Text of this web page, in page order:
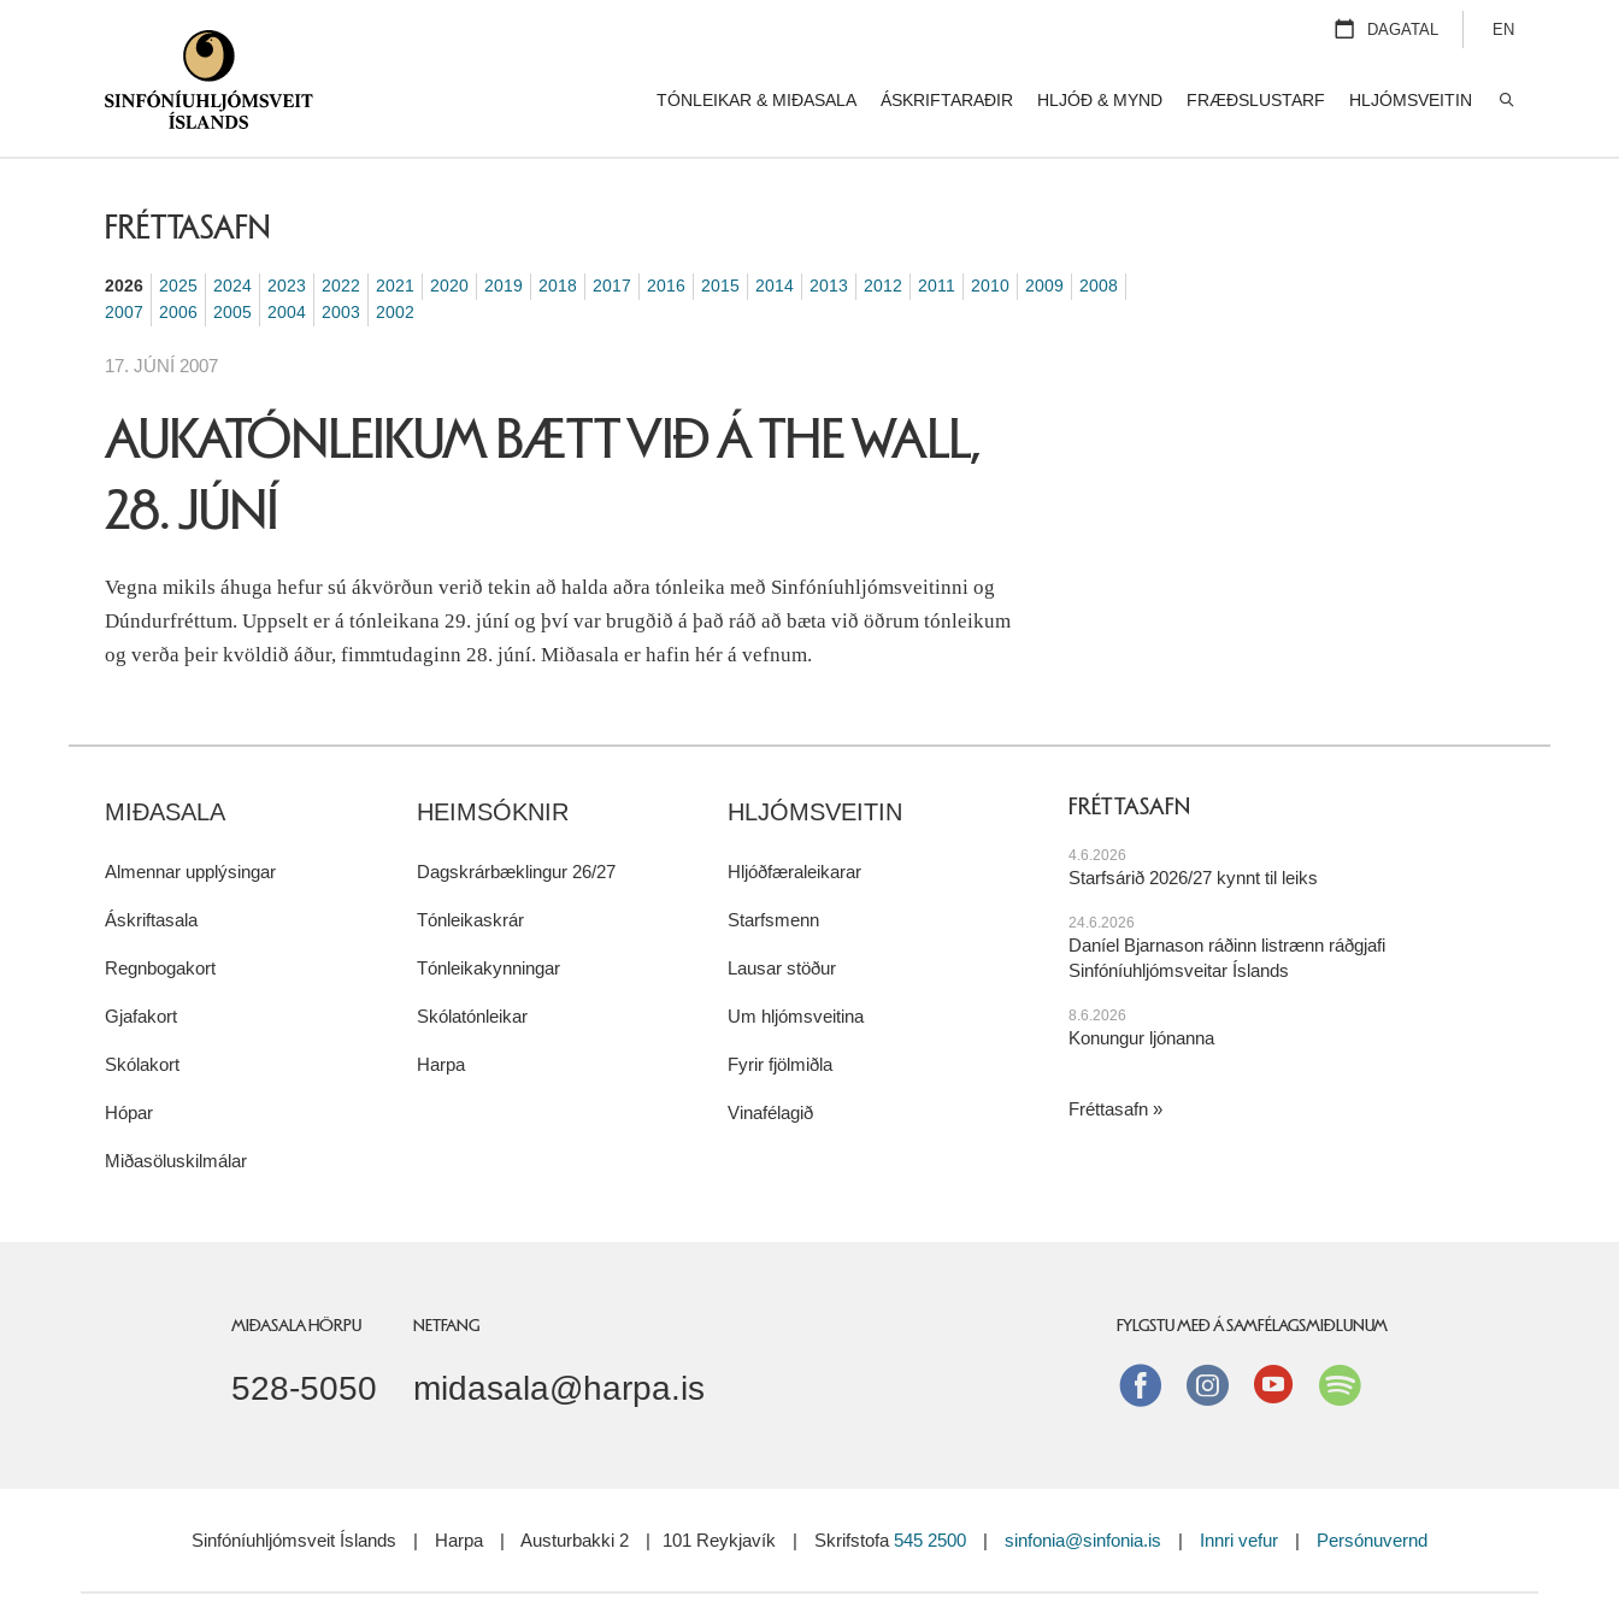
FRÉTTASAFN
2026 2025 2024 2023 2022 2021 2020 2019 2018 2017 2016 2015 2014 2013 2012 2011 2010 2009
2008
2007
2006 2005 2004 2003 2002
17. JÚNÍ 2007
AUKATÓNLEIKUM BÆTT VIÐ Á THE WALL,
28. JÚNÍ
Vegna mikils áhuga hefur sú ákvörðun verið tekin að halda aðra tónleika með Sinfóníuhljómsveitinni og
Dúndurfréttum. Uppselt er á tónleikana 29. júní og því var brugðið á það ráð að bæta við öðrum tónleikum
og verða þeir kvöldið áður, fimmtudaginn 28. júní. Miðasala er hafin hér á vefnum.
MIÐASALA
Almennar upplýsingar
Áskriftasala
Regnbogakort
Gjafakort
Skólakort
Hópar
Miðasöluskilmálar
HEIMSÓKNIR
Dagskrárbæklingur 26/27
Tónleikaskrár
Tónleikakynningar
Skólatónleikar
Harpa
HLJÓMSVEITIN
Hljóðfæraleikarar
Starfsmenn
Lausar stöður
Um hljómsveitina
Fyrir fjölmiðla
Vinafélagið
FRÉTTASAFN
4.6.2026
Starfsárið 2026/27 kynnt til leiks
24.6.2026
Daníel Bjarnason ráðinn listrænn ráðgjafi
Sinfóníuhljómsveitar Íslands
8.6.2026
Konungur ljónanna
Fréttasafn
TÓNLEIKAR & MIÐASALA ÁSKRIFTARAÐIR HLJÓÐ & MYND FRÆÐSLUSTARF HLJÓMSVEITIN
MIÐASALA HÖRPU
528-5050
NETFANG
midasala@harpa.is
FYLGSTU MEÐ Á SAMFÉLAGSMIÐLUNUM
FacebookinstagramYoutube
Sinfóníuhljómsveit Íslands | Harpa | Austurbakki 2 | 101 Reykjavík | Skrifstofa 545 2500 | sinfonia@sinfonia.is | Innri vefur | Persónuvernd
EN
DAGATAL